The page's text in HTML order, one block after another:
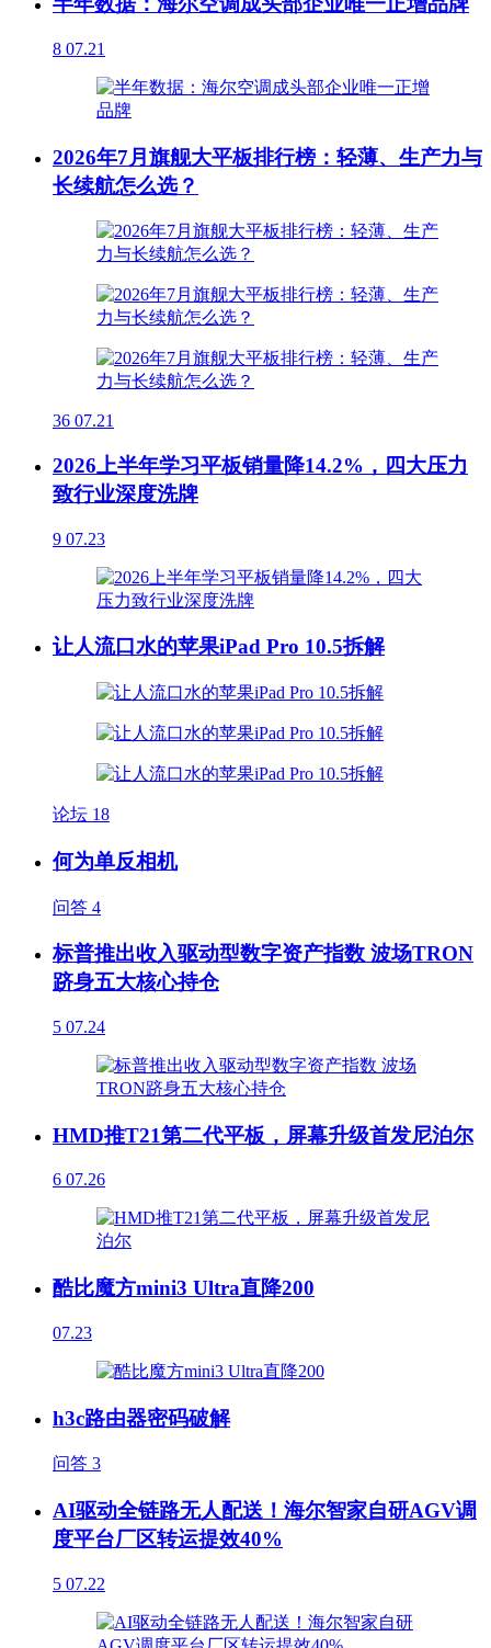
8 07.21
2026年7月旗舰大平板排行榜：轻薄、生产力与
长续航怎么选？
36 07.21
2026上半年学习平板销量降14.2%，四大压力
致行业深度洗牌
9 07.23
让人流口水的苹果iPad Pro 10.5拆解
论坛 18
何为单反相机
问答 4
标普推出收入驱动型数字资产指数 波场TRON
跻身五大核心持仓
5 07.24
HMD推T21第二代平板，屏幕升级首发尼泊尔
6 07.26
酷比魔方mini3 Ultra直降200
07.23
h3c路由器密码破解
问答 3
AI驱动全链路无人配送！海尔智家自研AGV调
度平台厂区转运提效40%
5 07.22